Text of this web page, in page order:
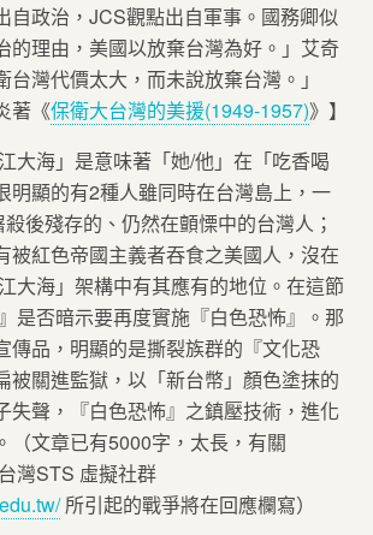
自政治，JCS觀點出自軍事。國務卿似
的理由，美國以放棄台灣為好。」艾奇
灣代價太大，而未說放棄台灣。」
著《保衛大台灣的美援(1949-1957)》】
大海」是意味著「她/他」在「吃香喝
明顯的有2種人雖同時在台灣島上，一
後殘存的、仍然在顫慄中的台灣人；
被紅色帝國主義者吞食之美國人，沒在
大海」架構中有其應有的地位。在這節
是否暗示要再度實施『白色恐怖』。那
傳品，明顯的是撕裂族群的『文化恐
被關進監獄，以「新台幣」顏色塗抹的
失聲，『白色恐怖』之鎮壓技術，進化
（文章已有5000字，太長，有關
灣STS 虛擬社群
所引起的戰爭將在回應欄寫）